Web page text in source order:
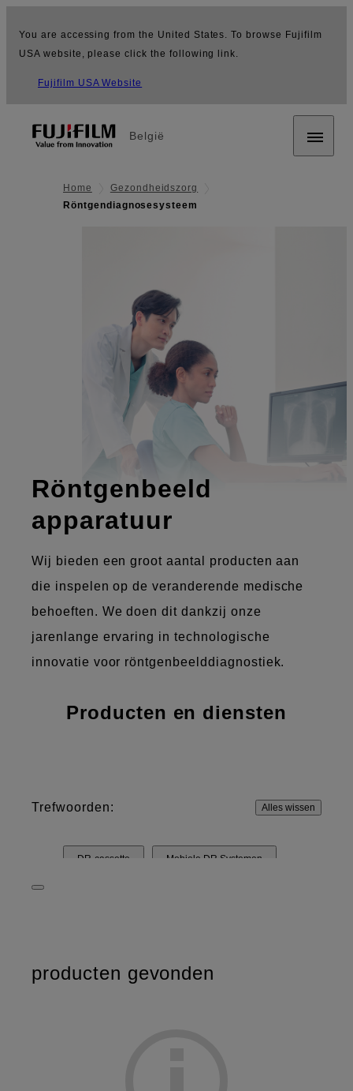
You are accessing from the United States. To browse Fujifilm
USA website, please click the following link.
Fujifilm USA Website
België
Home
Gezondheidszorg
Röntgendiagnosesysteem
Röntgenbeeld
apparatuur
Wij bieden een groot aantal producten aan
die inspelen op de veranderende medische
behoeften. We doen dit dankzij onze
jarenlange ervaring in technologische
innovatie voor röntgenbeelddiagnostiek.
Producten en diensten
Trefwoorden: Alles wissen
DR-cassette Mobiele DR Systemen
producten gevonden